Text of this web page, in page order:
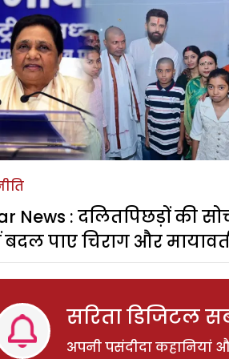
News : दलितपिछड़ों की
बदल पाए चिराग और
सरिता डिजिटल
अपनी पसंदीदा कहानियां